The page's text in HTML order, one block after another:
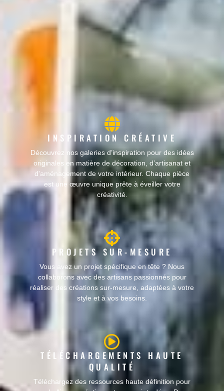
INSPIRATION CRÉATIVE
Découvrez nos galeries d’inspiration pour des idées
originales en matière de décoration, d’artisanat et
d'aménagement de votre intérieur. Chaque pièce
est une œuvre unique prête à éveiller votre
créativité.
PROJETS SUR-MESURE
Vous avez un projet spécifique en tête ? Nous
collaborons avec des artisans passionnés pour
réaliser des créations sur-mesure, adaptées à votre
style et à vos besoins.
TÉLÉCHARGEMENTS HAUTE
QUALITÉ
Téléchargez des ressources haute définition pour